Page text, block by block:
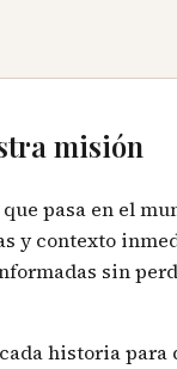
misión
pasa en el
y contexto
sin
historia para